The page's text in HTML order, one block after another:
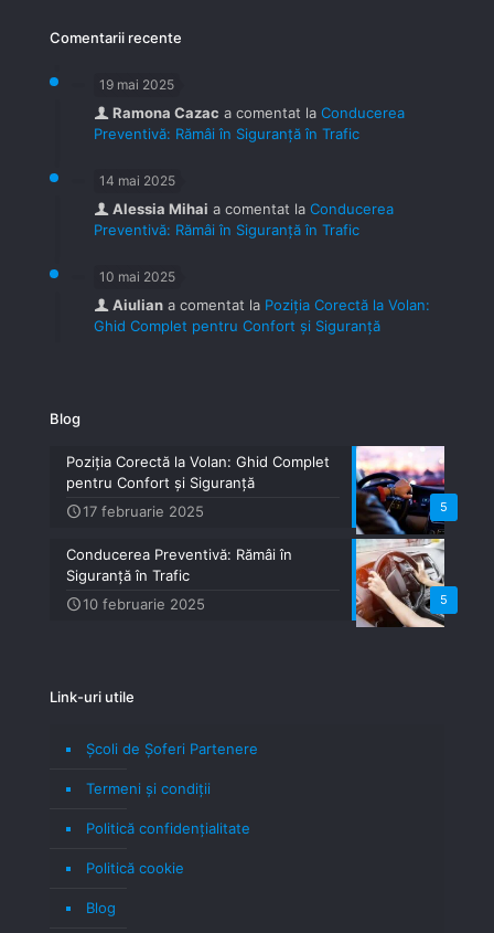
Comentarii recente
19 mai 2025
Ramona Cazac a comentat la Conducerea
Preventivă: Rămâi în Siguranță în Trafic
14 mai 2025
Alessia Mihai a comentat la Conducerea
Preventivă: Rămâi în Siguranță în Trafic
10 mai 2025
Aiulian a comentat la Poziția Corectă la Volan:
Ghid Complet pentru Confort și Siguranță
Blog
5
Poziția Corectă la Volan: Ghid Complet
pentru Confort și Siguranță
17 februarie 2025
5
Conducerea Preventivă: Rămâi în
Siguranță în Trafic
10 februarie 2025
Link-uri utile
Școli de Șoferi Partenere
Termeni şi condiţii
Politică confidenţialitate
Politică cookie
Blog